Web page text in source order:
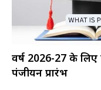
वर्ष 2026-27 के लिए
पंजीयन प्रारंभ